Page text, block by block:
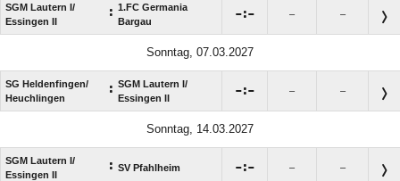
SGM Lautern I/​
Essingen II
: 1.FC Germania
Bargau
: – –
Sonntag, 07.03.2027
SG Heldenfingen/​
Heuchlingen
: SGM Lautern I/​
Essingen II
: – –
Sonntag, 14.03.2027
SGM Lautern I/​
Essingen II
: SV Pfahlheim : – –